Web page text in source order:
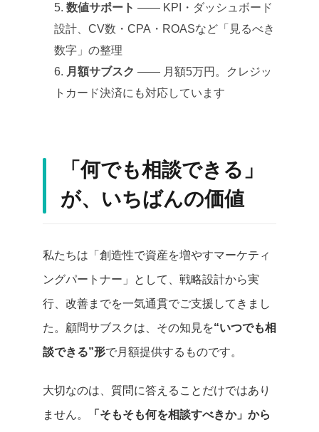
数値サポート —— KPI・ダッシュボード
設計、CV数・CPA・ROASなど「見るべき
数字」の整理
月額サブスク —— 月額5万円。クレジッ
トカード決済にも対応しています
「何でも相談できる」
が、いちばんの価値
私たちは「創造性で資産を増やすマーケティ
ングパートナー」として、戦略設計から実
行、改善までを一気通貫でご支援してきまし
た。顧問サブスクは、その知見を“いつでも相
談できる”形で月額提供するものです。
大切なのは、質問に答えることだけではあり
ません。
「そもそも何を相談すべきか」から